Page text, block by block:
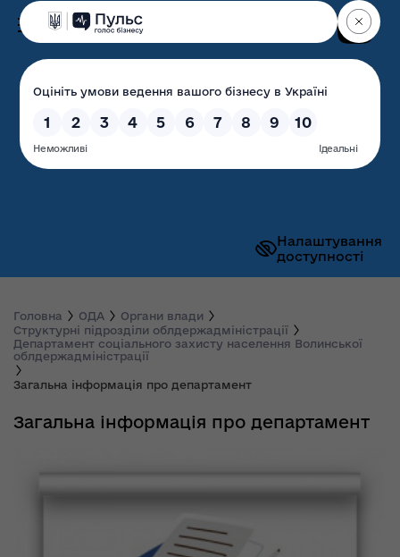
Налаштування
доступності
Волинська обласна
державна адміністрація
Головна ОДА
Органи влади
Структурні підрозділи облдержадміністрації
Департамент соціального захисту населення Волинської
облдержадміністрації
Загальна інформація про департамент
Загальна інформація про департамент